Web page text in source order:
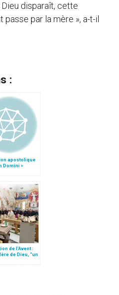
disparaît, cette
par la mère », a-t-il
:
apostolique
Domini »
de l’Avent :
de Dieu, "un